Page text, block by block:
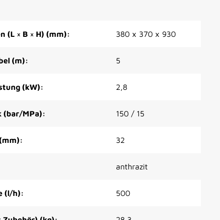
(L × B × H) (mm): 380 x 370 x 930
(m): 5
(kW): 2,8
(bar/MPa): 150 / 15
32
anthrazit
(l/h): 500